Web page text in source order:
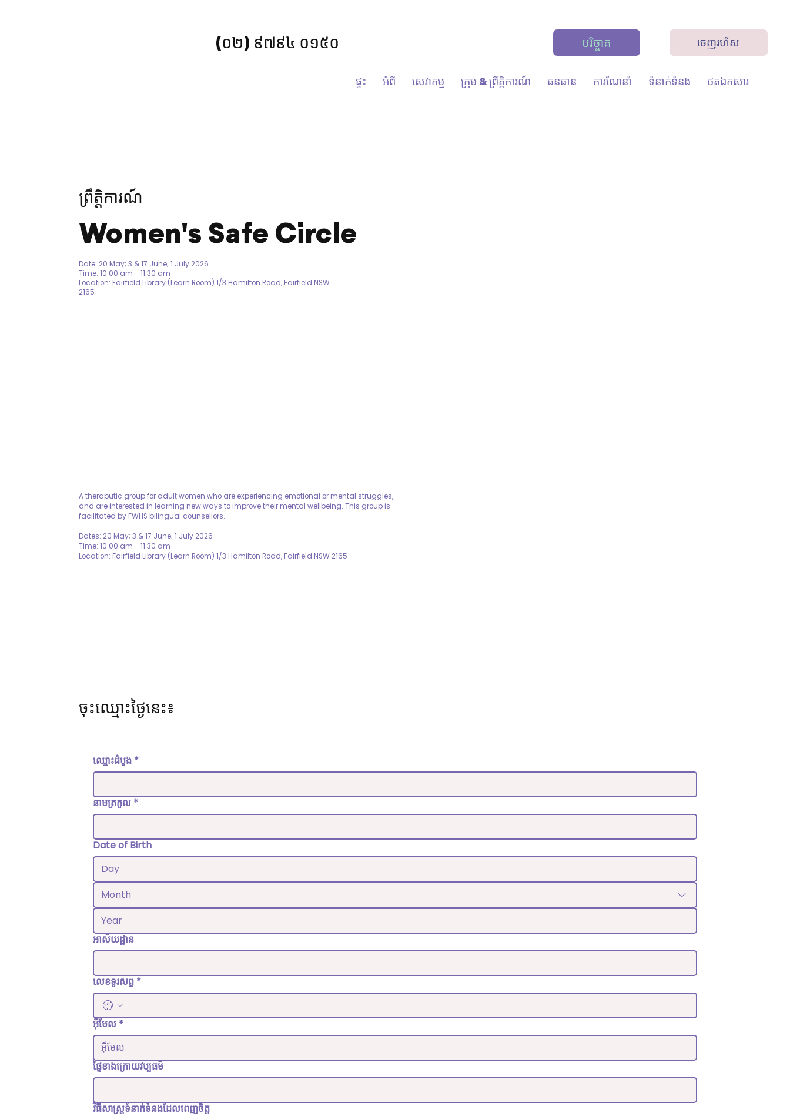
(០២) ៩៧៩៤ ០១៥០ បរិច្ចាគ
ផ្ទះ អំពី សេវាកម្ម ក្រុម & ព្រឹត្តិការណ៍ ធនធាន ការណែនាំ ទំនាក់ទំនង ថតឯកសារ
Date: 20 May; 3 & 17 June; 1 July 2026
Time: 10:00 am - 11:30 am
Location: Fairfield Library (Learn Room) 1/3 Hamilton Road, Fairfield NSW
2165
ព្រឹត្តិការណ៍
Women's Safe Circle
A theraputic group for adult women who are experiencing emotional or mental struggles,
and are interested in learning new ways to improve their mental wellbeing. This group is
facilitated by FWHS bilingual counsellors.
Dates: 20 May; 3 & 17 June; 1 July 2026
Time: 10:00 am - 11:30 am
Location: Fairfield Library (Learn Room) 1/3 Hamilton Road, Fairfield NSW 2165
ឈ្មោះដំបូង *
នាមត្រកូល *
Date of Birth
Month
អាស័យដ្ឋាន
លេខទូរសព្ទ *
អ៊ីមែល *
ផ្ទៃខាងក្រោយវប្បធម៌
វិធីសាស្រ្តទំនាក់ទំនងដែលពេញចិត្ត
ចុះឈ្មោះថ្ងៃនេះ៖
ចេញរហ័ស